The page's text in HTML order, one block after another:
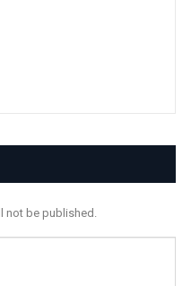
not be published.